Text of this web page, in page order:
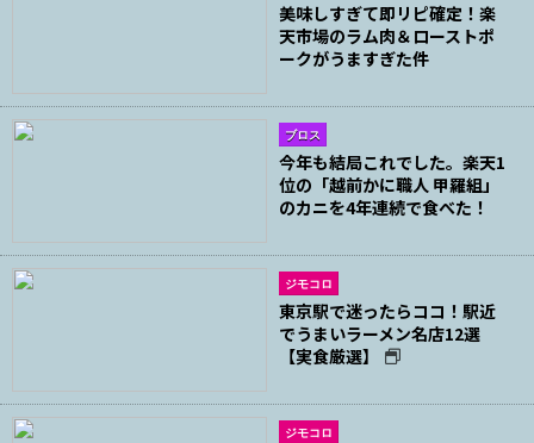
美味しすぎて即リピ確定！楽
天市場のラム肉＆ローストポ
ークがうますぎた件
ブロス
今年も結局これでした。楽天1
位の「越前かに職人 甲羅組」
のカニを4年連続で食べた！
ジモコロ
東京駅で迷ったらココ！駅近
でうまいラーメン名店12選
【実食厳選】
ジモコロ